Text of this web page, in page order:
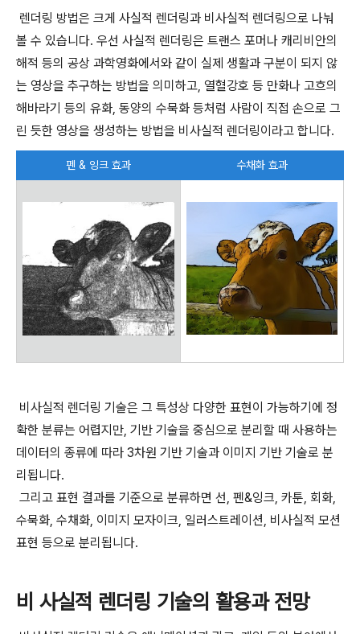
렌더링 방법은 크게 사실적 렌더링과 비사실적 렌더링으로 나눠
볼 수 있습니다. 우선 사실적 렌더링은 트랜스 포머나 캐리비안의
해적 등의 공상 과학영화에서와 같이 실제 생활과 구분이 되지 않
는 영상을 추구하는 방법을 의미하고, 열혈강호 등 만화나 고흐의
해바라기 등의 유화, 동양의 수묵화 등처럼 사람이 직접 손으로 그
린 듯한 영상을 생성하는 방법을 비사실적 렌더링이라고 합니다.
펜 & 잉크 효과 수채화 효과
비사실적 렌더링 기술은 그 특성상 다양한 표현이 가능하기에 정
확한 분류는 어렵지만, 기반 기술을 중심으로 분리할 때 사용하는
데이터의 종류에 따라 3차원 기반 기술과 이미지 기반 기술로 분
리됩니다.
그리고 표현 결과를 기준으로 분류하면 선, 펜&잉크, 카툰, 회화,
수묵화, 수채화, 이미지 모자이크, 일러스트레이션, 비사실적 모션
표현 등으로 분리됩니다.
비 사실적 렌더링 기술의 활용과 전망